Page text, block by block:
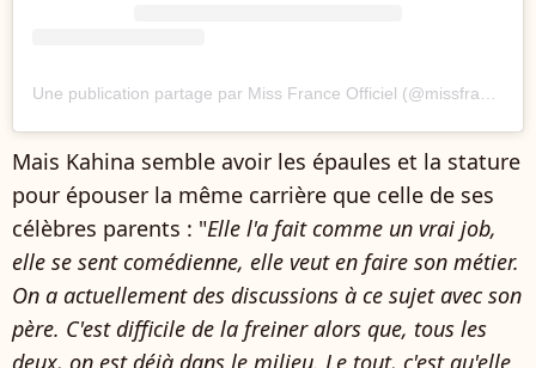
Une publication partage par Miss France Officiel (@missfranceoff)
Mais Kahina semble avoir les épaules et la stature
pour épouser la même carrière que celle de ses
célèbres parents : "Elle l'a fait comme un vrai job,
elle se sent comédienne, elle veut en faire son métier.
On a actuellement des discussions à ce sujet avec son
père. C'est difficile de la freiner alors que, tous les